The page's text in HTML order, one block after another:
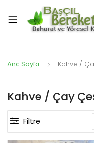
Ana Sayfa Kahve /
Kahve / Çay
Filtre